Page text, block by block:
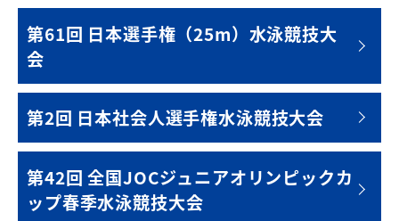
第61回 日本選手権（25m）水泳競技大
会
第2回 日本社会人選手権水泳競技大会
第42回 全国JOCジュニアオリンピックカ
ップ春季水泳競技大会